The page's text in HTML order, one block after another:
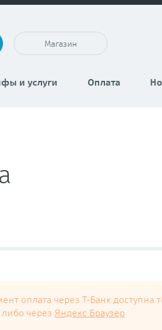
Магазин
и услуги Оплата
оплата через Т-Банк доступна
через Яндекс Браузер